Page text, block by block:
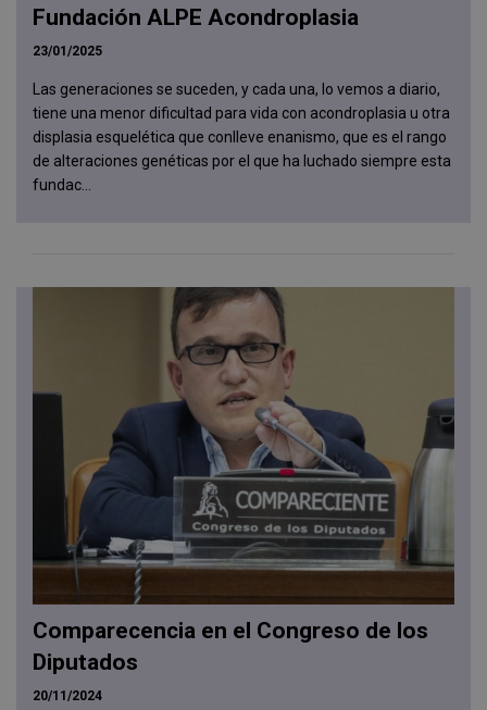
Fundación ALPE Acondroplasia
23/01/2025
Las generaciones se suceden, y cada una, lo vemos a diario,
tiene una menor dificultad para vida con acondroplasia u otra
displasia esquelética que conlleve enanismo, que es el rango
de alteraciones genéticas por el que ha luchado siempre esta
fundac...
Comparecencia en el Congreso de los
Diputados
20/11/2024